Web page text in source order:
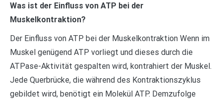
Was ist der Einfluss von ATP bei der
Muskelkontraktion?
Der Einfluss von ATP bei der Muskelkontraktion Wenn im
Muskel genügend ATP vorliegt und dieses durch die
ATPase-Aktivität gespalten wird, kontrahiert der Muskel.
Jede Querbrücke, die während des Kontraktionszyklus
gebildet wird, benötigt ein Molekül ATP. Demzufolge